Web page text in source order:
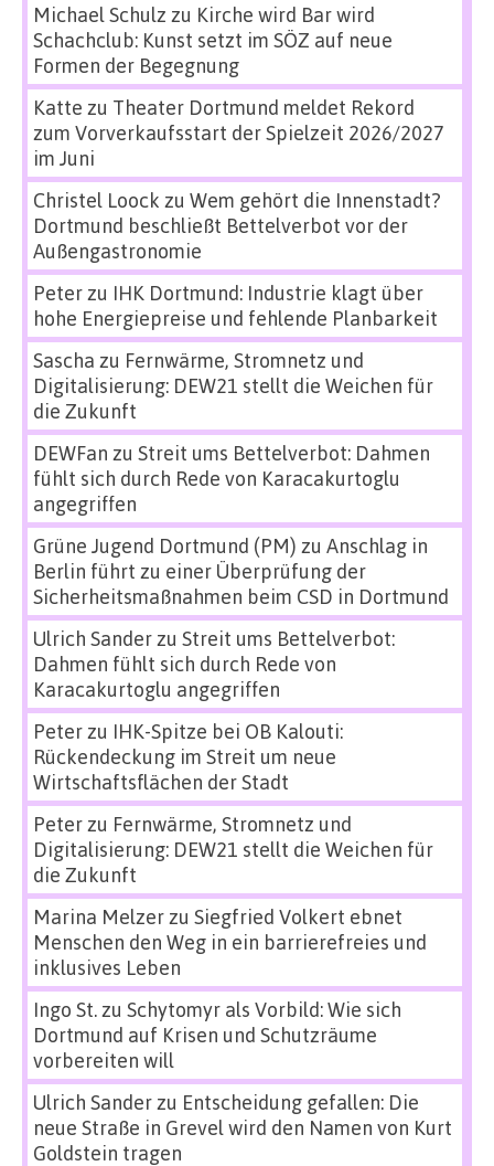
Michael Schulz zu Kirche wird Bar wird
Schachclub: Kunst setzt im SÖZ auf neue
Formen der Begegnung
Katte zu Theater Dortmund meldet Rekord
zum Vorverkaufsstart der Spielzeit 2026/2027
im Juni
Christel Loock zu Wem gehört die Innenstadt?
Dortmund beschließt Bettelverbot vor der
Außengastronomie
Peterzu IHK Dortmund: Industrie klagt über
hohe Energiepreise und fehlende Planbarkeit
Sascha zu Fernwärme, Stromnetz und
Digitalisierung: DEW21 stellt die Weichen für
die Zukunft
DEWFan zu Streit ums Bettelverbot: Dahmen
fühlt sich durch Rede von Karacakurtoglu
angegriffen
Grüne Jugend Dortmund (PM) zu Anschlag in
Berlin führt zu einer Überprüfung der
Sicherheitsmaßnahmen beim CSD in Dortmund
Ulrich Sanderzu Streit ums Bettelverbot:
Dahmen fühlt sich durch Rede von
Karacakurtoglu angegriffen
Peterzu IHK-Spitze bei OB Kalouti:
Rückendeckung im Streit um neue
Wirtschaftsflächen der Stadt
Peterzu Fernwärme, Stromnetz und
Digitalisierung: DEW21 stellt die Weichen für
die Zukunft
Marina Melzerzu Siegfried Volkert ebnet
Menschen den Weg in ein barrierefreies und
inklusives Leben
Ingo St.zu Schytomyr als Vorbild: Wie sich
Dortmund auf Krisen und Schutzräume
vorbereiten will
Ulrich Sanderzu Entscheidung gefallen: Die
neue Straße in Grevel wird den Namen von Kurt
Goldstein tragen